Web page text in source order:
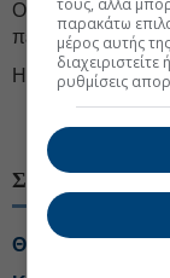
Οι
άνεμοι θα
πελάγη τοπικά 7
Η
θερμοκρασία
#ΕΜΥ, Εθνική
ΣΧΕΤΙΚΑ
Θυελλώδεις
παρακάτω
μέρος αυτής
ρυθμίσεις